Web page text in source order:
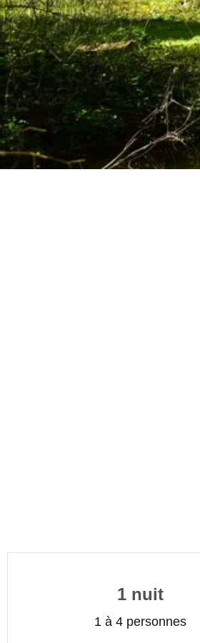
1 nuit
1 à 4 personnes